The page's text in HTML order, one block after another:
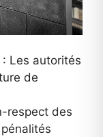
: Les autorités
de
respect des